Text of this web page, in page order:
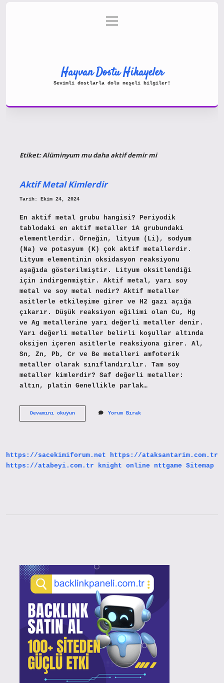
Gizlilik Politikası
menüyü
aç
Hayvan Dostu Hikayeler
Sevimli dostlarla dolu neşeli bilgiler!
Etiket:Alüminyum mu daha aktif demir mi
Aktif Metal Kimlerdir
Tarih: Ekim 24, 2024
En aktif metal grubu hangisi? Periyodik
tablodaki en aktif metaller 1A grubundaki
elementlerdir. Örneğin, lityum (Li), sodyum
(Na) ve potasyum (K) çok aktif metallerdir.
Lityum elementinin oksidasyon reaksiyonu
aşağıda gösterilmiştir. Lityum oksitlendiği
için indirgenmiştir. Aktif metal, yarı soy
metal ve soy metal nedir? Aktif metaller
asitlerle etkileşime girer ve H2 gazı açığa
çıkarır. Düşük reaksiyon eğilimi olan Cu, Hg
ve Ag metallerine yarı değerli metaller denir.
Yarı değerli metaller belirli koşullar altında
oksijen içeren asitlerle reaksiyona girer. Al,
Sn, Zn, Pb, Cr ve Be metalleri amfoterik
metaller olarak sınıflandırılır. Tam soy
metaller kimlerdir? Saf değerli metaller:
altın, platin Genellikle parlak…
Devamını okuyunAktif
Yorum Bırak
https://sacekimiforum.net
https://ataksantarim.com.tr
https://atabeyi.com.tr
knight online nttgame Sitemap